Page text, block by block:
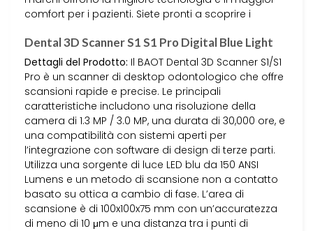
comfort per i pazienti. Siete pronti a scoprire i
Dental 3D Scanner S1 S1 Pro Digital Blue Light
Dettagli del Prodotto: Il BAOT Dental 3D Scanner S1/S1
Pro è un scanner di desktop odontologico che offre
scansioni rapide e precise. Le principali
caratteristiche includono una risoluzione della
camera di 1.3 MP / 3.0 MP, una durata di 30,000 ore, e
una compatibilità con sistemi aperti per
l’integrazione con software di design di terze parti.
Utilizza una sorgente di luce LED blu da 150 ANSI
Lumens e un metodo di scansione non a contatto
basato su ottica a cambio di fase. L’area di
scansione è di 100x100x75 mm con un’accuratezza
di meno di 10 μm e una distanza tra i punti di